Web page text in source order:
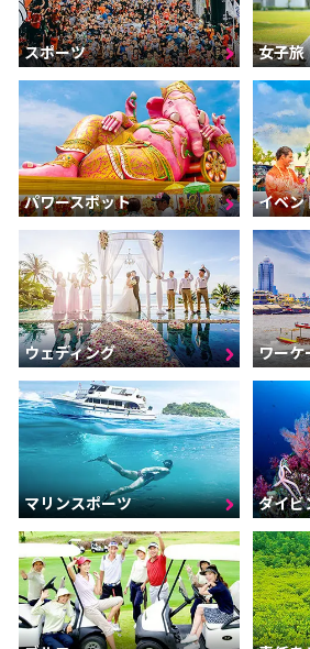
スポーツ 女子旅
パワースポット イベン
ウェディング ワーケ
マリンスポーツ ダイビ